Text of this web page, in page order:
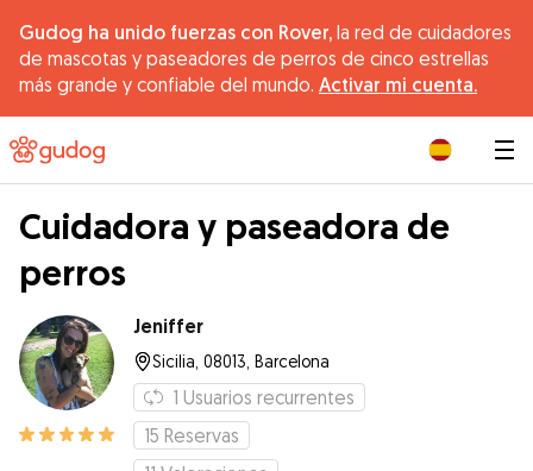
Gudog ha unido fuerzas con Rover, la red de cuidadores
de mascotas y paseadores de perros de cinco estrellas
más grande y confiable del mundo. Activar mi cuenta.
Cuidadora y paseadora de
perros
Jeniffer
Sicilia, 08013, Barcelona
1 Usuarios recurrentes
15 Reservas